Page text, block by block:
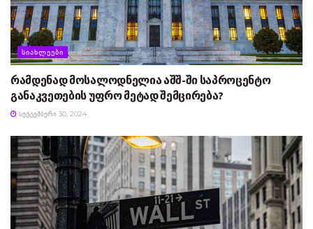
ᲡᲘᲐᲮᲚᲔᲔᲑᲘ
რამდენად მოსალოდნელია აშშ-ში საპროცენტო
განაკვეთების უფრო მეტად შემცირება?
ᲡᲔᲥᲢᲔᲛᲑᲔᲠᲘ 30, 2024